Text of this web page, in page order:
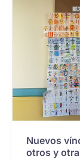
Nuevos
otros y